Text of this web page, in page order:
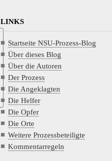
LINKS
Startseite NSU-Prozess-Blog
Über dieses Blog
Über die Autoren
Der Prozess
Die Angeklagten
Die Helfer
Die Opfer
Die Orte
Weitere Prozessbeteiligte
Kommentarregeln